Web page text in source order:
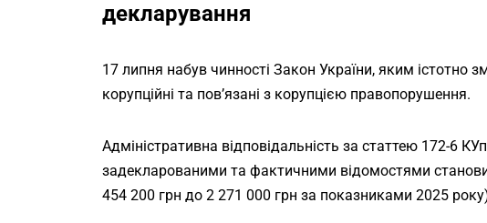
декларування
17 липня набув чинності Закон України, яким істотно
корупційні та пов’язані з корупцією правопорушення.
Адміністративна відповідальність за статтею 172-6
задекларованими та фактичними відомостями
454 200 грн до 2 271 000 грн за показниками 2025